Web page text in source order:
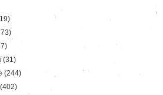
(31)
(244)
(402)